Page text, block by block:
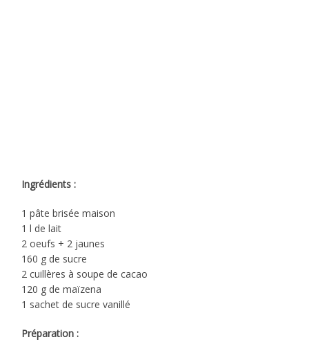
Ingrédients :
1 pâte brisée maison
1 l de lait
2 oeufs + 2 jaunes
160 g de sucre
2 cuillères à soupe de cacao
120 g de maïzena
1 sachet de sucre vanillé
Préparation :